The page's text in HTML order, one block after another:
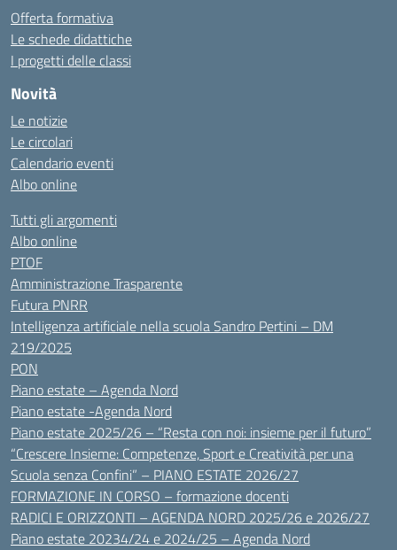
Offerta formativa
Le schede didattiche
I progetti delle classi
Novità
Le notizie
Le circolari
Calendario eventi
Albo online
Tutti gli argomenti
Albo online
PTOF
Amministrazione Trasparente
Futura PNRR
Intelligenza artificiale nella scuola Sandro Pertini – DM
219/2025
PON
Piano estate – Agenda Nord
Piano estate -Agenda Nord
Piano estate 2025/26 – “Resta con noi: insieme per il futuro”
“Crescere Insieme: Competenze, Sport e Creatività per una
Scuola senza Confini” – PIANO ESTATE 2026/27
FORMAZIONE IN CORSO – formazione docenti
RADICI E ORIZZONTI – AGENDA NORD 2025/26 e 2026/27
Piano estate 20234/24 e 2024/25 – Agenda Nord